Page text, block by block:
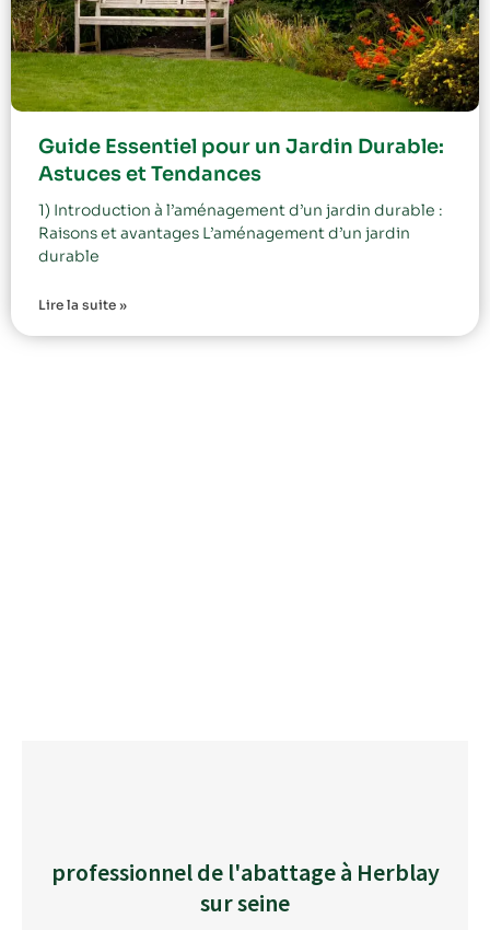
Guide Essentiel pour un Jardin Durable:
Astuces et Tendances
1) Introduction à l’aménagement d’un jardin durable :
Raisons et avantages L’aménagement d’un jardin
durable
Lire la suite »
professionnel de l'abattage à Herblay
sur seine